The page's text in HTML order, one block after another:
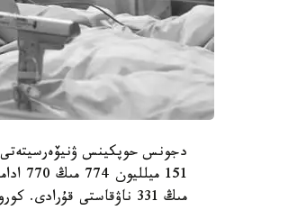
دجونس حوپكينس ۋنيۆەرسيتەتى
مىڭ 331 ناۋقاستى